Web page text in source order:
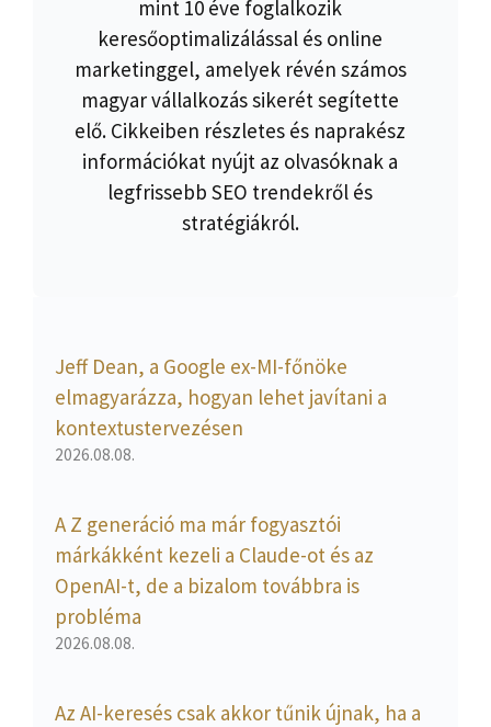
mint 10 éve foglalkozik
keresőoptimalizálással és online
marketinggel, amelyek révén számos
magyar vállalkozás sikerét segítette
elő. Cikkeiben részletes és naprakész
információkat nyújt az olvasóknak a
legfrissebb SEO trendekről és
stratégiákról.
Jeff Dean, a Google ex-MI-főnöke
elmagyarázza, hogyan lehet javítani a
kontextustervezésen
2026.08.08.
A Z generáció ma már fogyasztói
márkákként kezeli a Claude-ot és az
OpenAI-t, de a bizalom továbbra is
probléma
2026.08.08.
Az AI-keresés csak akkor tűnik újnak, ha a